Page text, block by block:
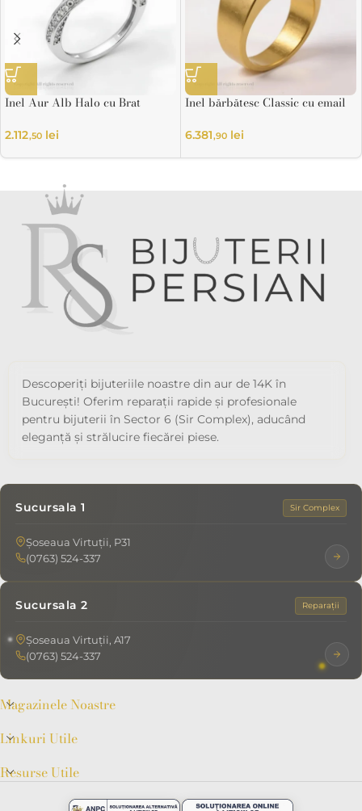
Inel Aur Alb Halo cu Brat
2.112,50 lei
Inel bărbătesc Classic cu email
6.381,90 lei
Descoperiți bijuteriile noastre din aur de 14K în
București! Oferim reparații rapide și profesionale
pentru bijuterii în Sector 6 (Sir Complex), aducând
eleganță și strălucire fiecărei piese.
Sucursala 1 Sir Complex
Șoseaua Virtuții, P31
(0763) 524-337
Sucursala 2 Reparații
Șoseaua Virtuții, A17
(0763) 524-337
Magazinele Noastre
Linkuri Utile
Resurse Utile